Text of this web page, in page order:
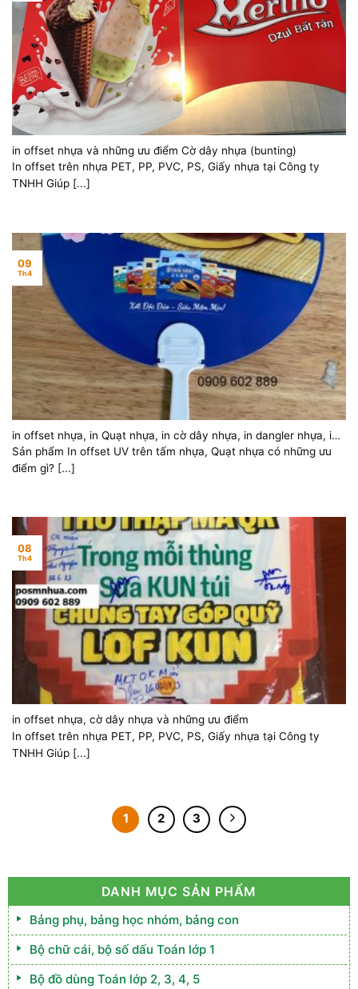
in offset nhựa và những ưu điểm Cờ dây nhựa (bunting)
In offset trên nhựa PET, PP, PVC, PS, Giấy nhựa tại Công ty
TNHH Giúp [...]
in offset nhựa, in Quạt nhựa, in cờ dây nhựa, in dangler nhựa, in
posm nhựa và những ưu điểm
Sản phẩm In offset UV trên tấm nhựa, Quạt nhựa có những ưu
điểm gì? [...]
09
Th4
in offset nhựa, cờ dây nhựa và những ưu điểm
In offset trên nhựa PET, PP, PVC, PS, Giấy nhựa tại Công ty
TNHH Giúp [...]
08
Th4
1 2 3
DANH MỤC SẢN PHẨM
Bảng phụ, bảng học nhóm, bảng con
Bộ chữ cái, bộ số dấu Toán lớp 1
Bộ đồ dùng Toán lớp 2, 3, 4, 5